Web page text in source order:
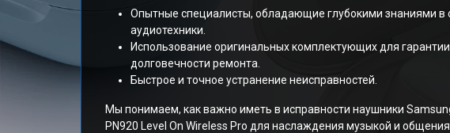
Опытные специалисты, обладающие глубокими знаниями в
аудиотехники.
Использование оригинальных комплектующих для гарантии
долговечности ремонта.
Быстрое и точное устранение неисправностей.
Мы понимаем, как важно иметь в исправности наушники
PN920 Level On Wireless Pro для наслаждения музыкой и